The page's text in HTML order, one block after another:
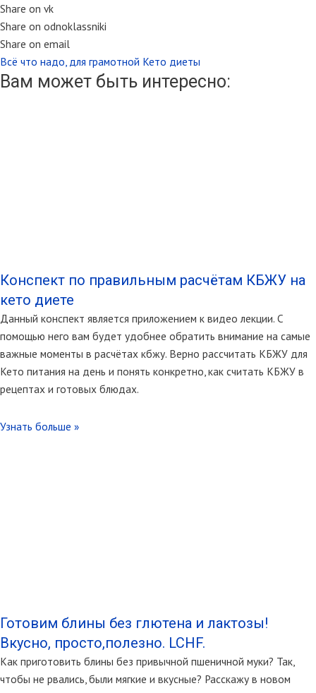
Share on vk
Share on odnoklassniki
Share on email
Всё что надо, для грамотной Кето диеты
Вам может быть интересно:
Конспект по правильным расчётам КБЖУ на
кето диете
Данный конспект является приложением к видео лекции. С
помощью него вам будет удобнее обратить внимание на самые
важные моменты в расчётах кбжу. Верно рассчитать КБЖУ для
Кето питания на день и понять конкретно, как считать КБЖУ в
рецептах и готовых блюдах.
Узнать больше »
Готовим блины без глютена и лактозы!
Вкусно, просто,полезно. LCHF.
Как приготовить блины без привычной пшеничной муки? Так,
чтобы не рвались, были мягкие и вкусные? Расскажу в новом